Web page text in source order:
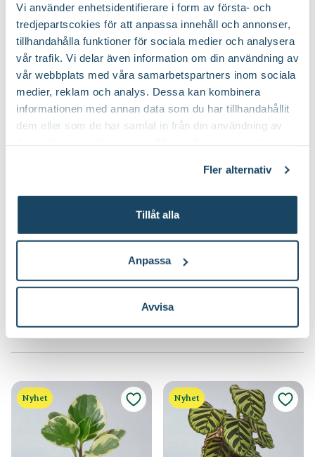
Vi använder enhetsidentifierare i form av första- och
tredjepartscokies för att anpassa innehåll och annonser,
tillhandahålla funktioner för sociala medier och analysera
vår trafik. Vi delar även information om din användning av
vår webbplats med våra samarbetspartners inom sociala
medier, reklam och analys. Dessa kan kombinera
informationen med annan data som du har tillhandahållit
dem eller som de har samlat in från din användning av
Fler alternativ
Tillåt alla
Anpassa
Avvisa
Till Produkten
till Kruka Amie produktsida
Till Produkten
till Kruka Amie
Nyhet
Finns i flera varianter
Online
Nyhet
Finns i flera varianter
99 :-
Fåtal i lager
Nyhet Nyhet